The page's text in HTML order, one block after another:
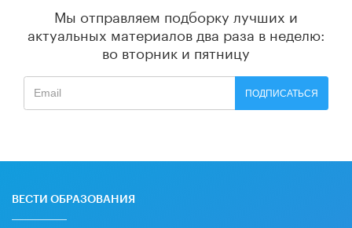
Мы отправляем подборку лучших и
актуальных материалов два раза в неделю:
во вторник и пятницу
ПОДПИСАТЬСЯ
ВЕСТИ ОБРАЗОВАНИЯ